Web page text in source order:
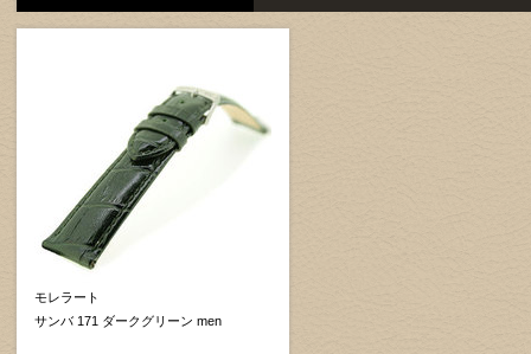
モレラート
サンバ 171 ダークグリーン men